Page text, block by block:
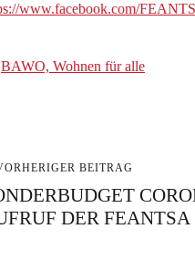
www.facebook.com/
BAWO, Wohnen für alle
BLOG
INTERNATIONAL
BAWO
EU
BEITRAG
DER FEANTSA